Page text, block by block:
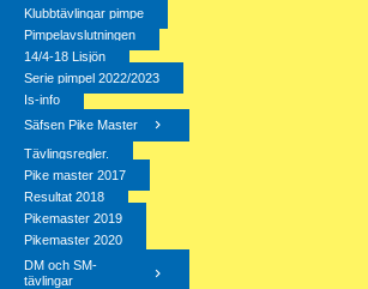
Klubbtävlingar pimpe
Pimpelavslutningen
14/4-18 Lisjön
Serie pimpel 2022/2023
Is-info
Säfsen Pike Master
Tävlingsregler.
Pike master 2017
Resultat 2018
Pikemaster 2019
Pikemaster 2020
DM och SM-
tävlingar